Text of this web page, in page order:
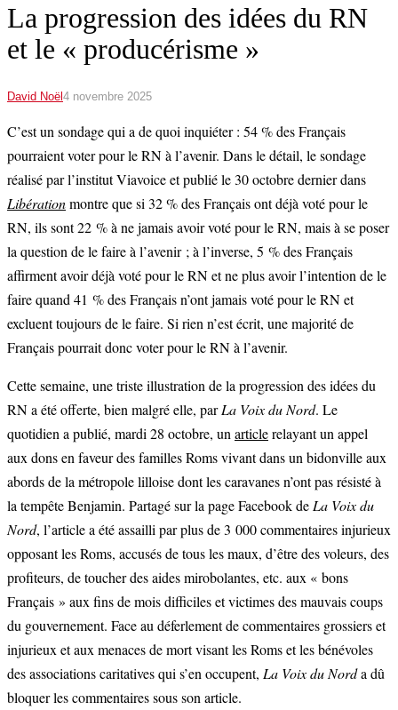
La progression des idées du RN
et le « producérisme »
David Noël 4 novembre 2025
C’est un sondage qui a de quoi inquiéter : 54 % des Français
pourraient voter pour le RN à l’avenir. Dans le détail, le sondage
réalisé par l’institut Viavoice et publié le 30 octobre dernier dans
Libérationmontre que si 32 % des Français ont déjà voté pour le
RN, ils sont 22 % à ne jamais avoir voté pour le RN, mais à se poser
la question de le faire à l’avenir ; à l’inverse, 5 % des Français
affirment avoir déjà voté pour le RN et ne plus avoir l’intention de le
faire quand 41 % des Français n’ont jamais voté pour le RN et
excluent toujours de le faire. Si rien n’est écrit, une majorité de
Français pourrait donc voter pour le RN à l’avenir.
Cette semaine, une triste illustration de la progression des idées du
RN a été offerte, bien malgré elle, parLa Voix du Nord. Le
quotidien a publié, mardi 28 octobre, un articlerelayant un appel
aux dons en faveur des familles Roms vivant dans un bidonville aux
abords de la métropole lilloise dont les caravanes n’ont pas résisté à
la tempête Benjamin. Partagé sur la page Facebook de La Voix du
Nord, l’article a été assailli par plus de 3 000 commentaires injurieux
opposant les Roms, accusés de tous les maux, d’être des voleurs, des
profiteurs, de toucher des aides mirobolantes, etc. aux « bons
Français » aux fins de mois difficiles et victimes des mauvais coups
du gouvernement. Face au déferlement de commentaires grossiers et
injurieux et aux menaces de mort visant les Roms et les bénévoles
des associations caritatives qui s’en occupent, La Voix du Norda dû
bloquer les commentaires sous son article.